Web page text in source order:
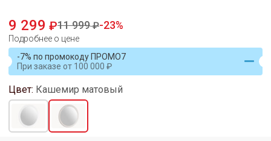
9 299 11 999 23
Подробнее о цене
-7% по промокоду ПРОМО7
При заказе от 100 000
Цвет: Кашемир матовый